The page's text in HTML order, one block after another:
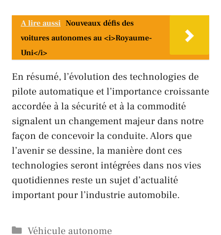
A lire aussi Nouveaux défis des
voitures autonomes au <i>Royaume-
Uni</i>
En résumé, l’évolution des technologies de
pilote automatique et l’importance croissante
accordée à la sécurité et à la commodité
signalent un changement majeur dans notre
façon de concevoir la conduite. Alors que
l’avenir se dessine, la manière dont ces
technologies seront intégrées dans nos vies
quotidiennes reste un sujet d’actualité
important pour l’industrie automobile.
Catégories
Véhicule autonome